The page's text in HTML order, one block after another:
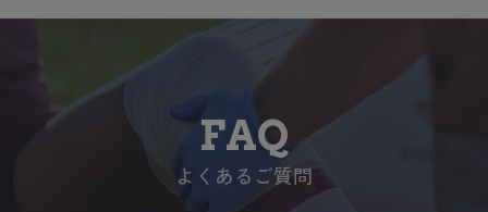
FAQ
よくあるご質問